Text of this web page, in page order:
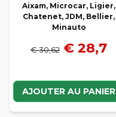
Aixam, Microcar, Ligier,
Chatenet, JDM, Bellier,
Minauto
€ 30,62 € 28,7
AJOUTER AU PANIER